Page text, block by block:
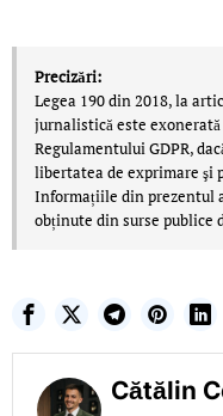
Precizări:
Legea 190 din 2018, la
jurnalistică este
Regulamentului GDPR,
libertatea de exprimare şi
Informațiile din prezentul
obținute din surse publice
Cătălin